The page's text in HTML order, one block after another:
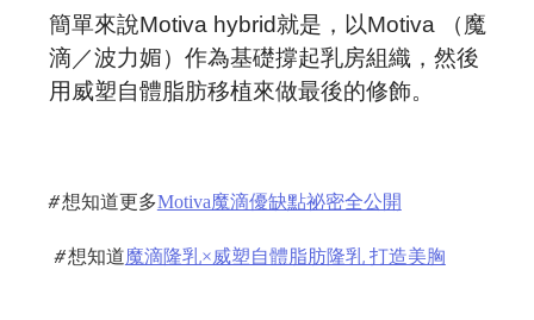
簡單來說Motiva hybrid就是，以Motiva
（魔
滴／波力媚）作為基礎撐起乳房組織，然後
用威塑自體脂肪移植來做最後的修飾。
＃想知道更多Motiva魔滴優缺點祕密全公開
＃想知道 魔滴隆乳×威塑自體脂肪隆乳 打造美胸